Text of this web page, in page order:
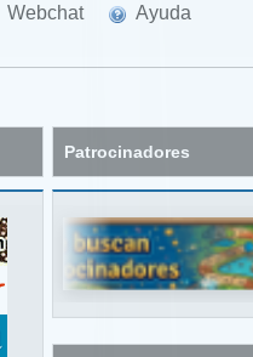
Webchat Ayuda
Patrocinadores